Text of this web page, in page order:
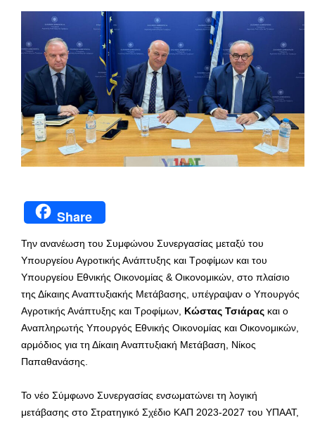
Share
Την ανανέωση του Συμφώνου Συνεργασίας μεταξύ του
Υπουργείου Αγροτικής Ανάπτυξης και Τροφίμων και του
Υπουργείου Εθνικής Οικονομίας & Οικονομικών, στο πλαίσιο
της Δίκαιης Αναπτυξιακής Μετάβασης, υπέγραψαν ο Υπουργός
Αγροτικής Ανάπτυξης και Τροφίμων, Κώστας Τσιάρας και ο
Αναπληρωτής Υπουργός Εθνικής Οικονομίας και Οικονομικών,
αρμόδιος για τη Δίκαιη Αναπτυξιακή Μετάβαση, Νίκος
Παπαθανάσης.
Το νέο Σύμφωνο Συνεργασίας ενσωματώνει τη λογική
μετάβασης στο Στρατηγικό Σχέδιο ΚΑΠ 2023-2027 του ΥΠΑΑΤ,